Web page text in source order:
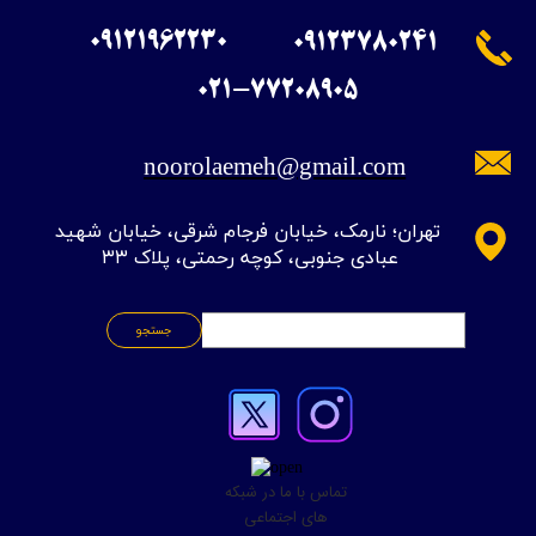
​021-77208905
​تهران؛ نارمک، خیابان فرجام شرقی، خیابان شهید
عبادی جنوبی، کوچه رحمتی، پلاک ۳۳
noorolaemeh@gmail.com
09121962230 09123780241
جستجو
تماس با ما در شبکه
های اجتماعی